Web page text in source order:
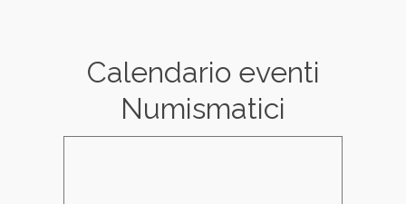
Calendario eventi
Numismatici